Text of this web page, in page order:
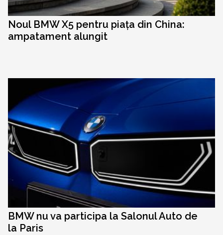
Noul BMW X5 pentru piața din China:
ampatament alungit
BMW nu va participa la Salonul Auto de
la Paris